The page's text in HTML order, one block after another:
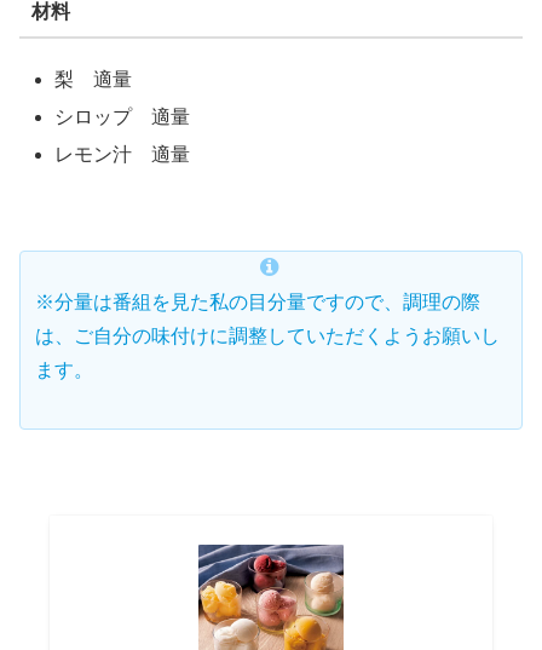
材料
梨 適量
シロップ 適量
レモン汁 適量
※分量は番組を見た私の目分量ですので、調理の際
は、ご自分の味付けに調整していただくようお願いし
ます。